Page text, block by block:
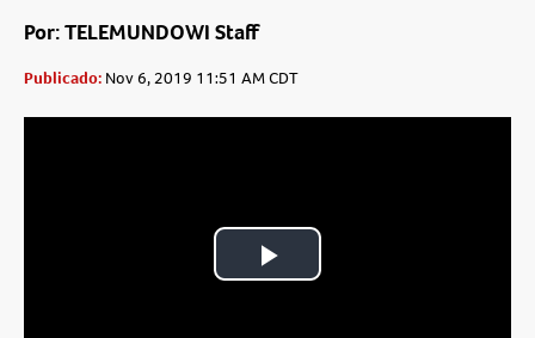
Por: TELEMUNDOWI Staff
Publicado: Nov 6, 2019 11:51 AM CDT
Play